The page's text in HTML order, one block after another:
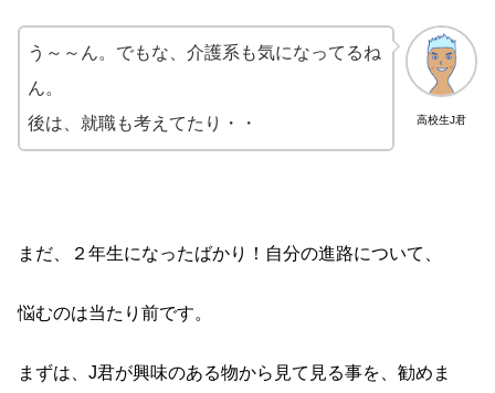
高校生J君
う～～ん。でもな、介護系も気になってるね
ん。
後は、就職も考えてたり・・
まだ、２年生になったばかり！自分の進路について、
悩むのは当たり前です。
まずは、J君が興味のある物から見て見る事を、勧めま